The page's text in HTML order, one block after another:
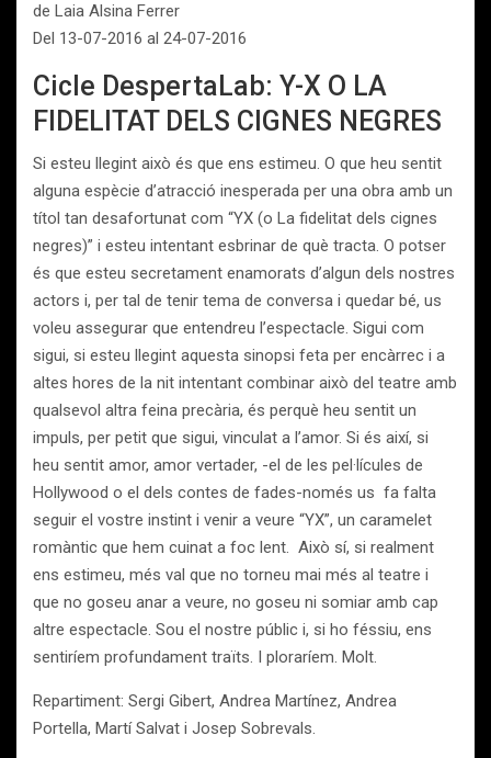
de Laia Alsina Ferrer
Del 13-07-2016 al 24-07-2016
Cicle DespertaLab: Y-X O LA
FIDELITAT DELS CIGNES NEGRES
Si esteu llegint això és que ens estimeu. O que heu sentit
alguna espècie d’atracció inesperada per una obra amb un
títol tan desafortunat com “YX (o La fidelitat dels cignes
negres)” i esteu intentant esbrinar de què tracta. O potser
és que esteu secretament enamorats d’algun dels nostres
actors i, per tal de tenir tema de conversa i quedar bé, us
voleu assegurar que entendreu l’espectacle. Sigui com
sigui, si esteu llegint aquesta sinopsi feta per encàrrec i a
altes hores de la nit intentant combinar això del teatre amb
qualsevol altra feina precària, és perquè heu sentit un
impuls, per petit que sigui, vinculat a l’amor. Si és així, si
heu sentit amor, amor vertader, -el de les pel·lícules de
Hollywood o el dels contes de fades-només us fa falta
seguir el vostre instint i venir a veure “YX”, un caramelet
romàntic que hem cuinat a foc lent. Això sí, si realment
ens estimeu, més val que no torneu mai més al teatre i
que no goseu anar a veure, no goseu ni somiar amb cap
altre espectacle. Sou el nostre públic i, si ho féssiu, ens
sentiríem profundament traïts. I ploraríem. Molt.
Repartiment: Sergi Gibert, Andrea Martínez, Andrea
Portella, Martí Salvat i Josep Sobrevals.